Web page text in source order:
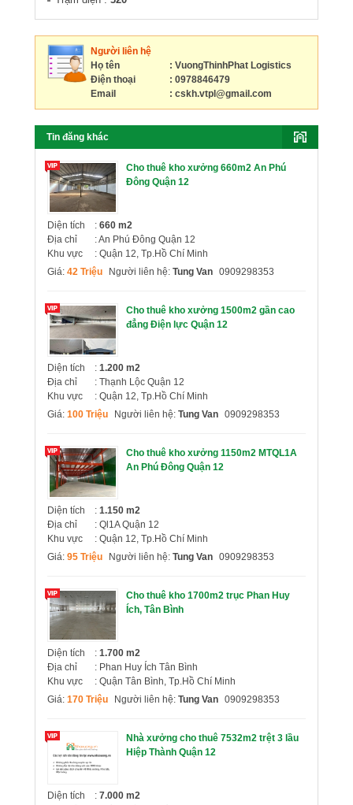
Người liên hệ
Họ tên
: VuongThinhPhat Logistics
Điện thoại
: 0978846479
Email
: cskh.vtpl@gmail.com
Tin đăng khác
Cho thuê kho xưởng 660m2 An Phú
Đông Quận 12
Diện tích : 660 m2
Địa chỉ
: An Phú Đông Quận 12
Khu vực
: Quận 12, Tp.Hồ Chí Minh
Giá: 42 Triệu Người liên hệ: Tung Van 0909298353
Cho thuê kho xưởng 1500m2 gần cao
đẳng Điện lực Quận 12
Diện tích : 1.200 m2
Địa chỉ
: Thạnh Lộc Quận 12
Khu vực
: Quận 12, Tp.Hồ Chí Minh
Giá: 100 Triệu Người liên hệ: Tung Van 0909298353
Cho thuê kho xưởng 1150m2 MTQL1A
An Phú Đông Quận 12
Diện tích : 1.150 m2
Địa chỉ
: Ql1A Quận 12
Khu vực
: Quận 12, Tp.Hồ Chí Minh
Giá: 95 Triệu Người liên hệ: Tung Van 0909298353
Cho thuê kho 1700m2 trục Phan Huy
Ích, Tân Bình
Diện tích : 1.700 m2
Địa chỉ
: Phan Huy Ích Tân Bình
Khu vực
: Quận Tân Bình, Tp.Hồ Chí Minh
Giá: 170 Triệu Người liên hệ: Tung Van 0909298353
Nhà xưởng cho thuê 7532m2 trệt 3 lầu
Hiệp Thành Quận 12
Diện tích : 7.000 m2